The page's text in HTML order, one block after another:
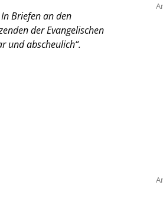
Briefen an den
der Evangelischen
und abscheulich“.